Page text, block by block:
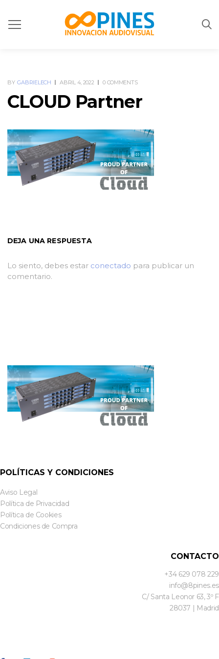
BY GABRIELECH ABRIL 4, 2022 0 COMMENTS
CLOUD Partner
DEJA UNA RESPUESTA
Lo siento, debes estar conectado para publicar un
comentario.
POLÍTICAS Y CONDICIONES
Aviso Legal
Política de Privacidad
Política de Cookies
Condiciones de Compra
CONTACTO
+34 629 078 229
info@8pines.es
C/ Santa Leonor 63, 3º F
28037 | Madrid